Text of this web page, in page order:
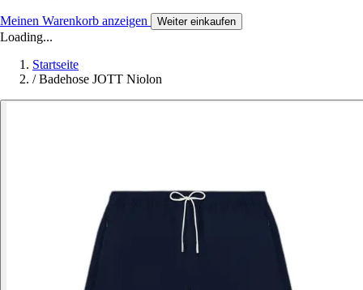
Meinen Warenkorb anzeigen Weiter einkaufen
Loading...
Startseite
/ Badehose JOTT Niolon